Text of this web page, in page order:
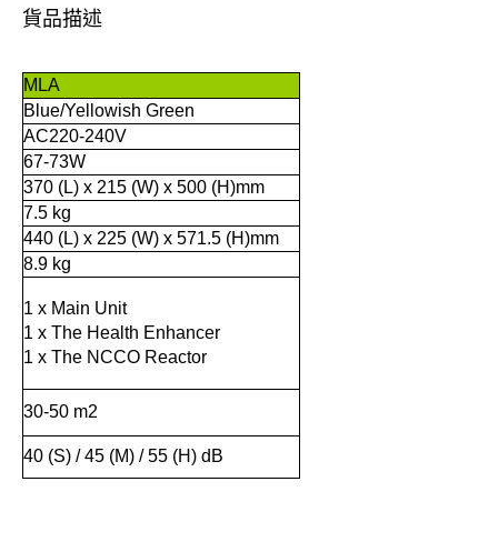
貨品描述
MLA
Blue/Yellowish Green
AC220-240V
67-73W
370 (L) x 215 (W) x 500 (H)mm
7.5 kg
440 (L) x 225 (W) x 571.5 (H)mm
8.9 kg
1 x Main Unit
1 x The Health Enhancer
1 x The NCCO Reactor
30-50 m2
40 (S) / 45 (M) / 55 (H) dB